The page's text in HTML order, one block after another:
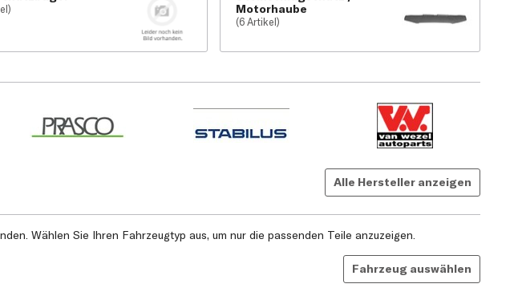
Motorhaube
(6 Artikel)
Alle Hersteller anzeigen
Wählen Sie Ihren Fahrzeugtyp aus, um nur die passenden Teile anzuzeigen.
Fahrzeug auswählen